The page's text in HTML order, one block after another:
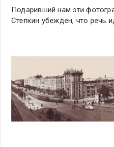
Подаривший нам эти
Степкин убежден, что речь